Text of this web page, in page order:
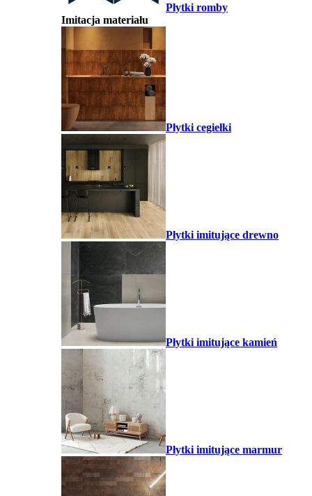
Płytki romby
Imitacja materiału
Płytki cegiełki
Płytki imitujące drewno
Płytki imitujące kamień
Płytki imitujące marmur